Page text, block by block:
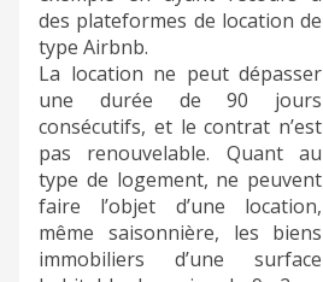
des plateformes de location de
type Airbnb.
La location ne peut dépasser
une durée de 90 jours
consécutifs, et le contrat n’est
pas renouvelable. Quant au
type de logement, ne peuvent
faire l’objet d’une location,
même saisonnière, les biens
immobiliers d’une surface